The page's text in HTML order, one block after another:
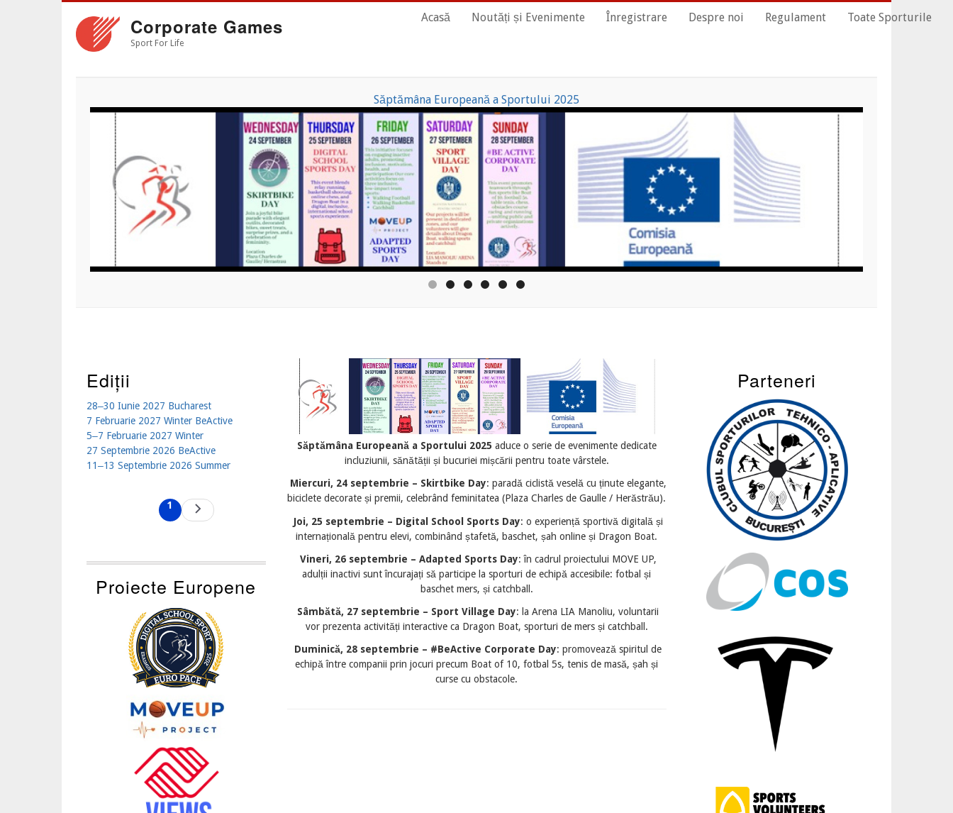
Corporate Games
Sport For Life
Săptămâna Europeană a Sportului 2025
Main
Acasă Noutăți și Evenimente Înregistrare Despre noi Regulament Toate Sporturile
Ediții
28‒30 Iunie 2027 Bucharest
7 Februarie 2027 Winter BeActive
5‒7 Februarie 2027 Winter
27 Septembrie 2026 BeActive
11‒13 Septembrie 2026 Summer
Current
page
1
Next
page
Proiecte Europene
Săptămâna Europeană a Sportului 2025 aduce o serie de evenimente dedicate
incluziunii, sănătății și bucuriei mișcării pentru toate vârstele.
Miercuri, 24 septembrie – Skirtbike Day: paradă ciclistă veselă cu ținute elegante,
biciclete decorate și premii, celebrând feminitatea (Plaza Charles de Gaulle / Herăstrău).
Joi, 25 septembrie – Digital School Sports Day: o experiență sportivă digitală și
internațională pentru elevi, combinând ștafetă, baschet, șah online și Dragon Boat.
Vineri, 26 septembrie – Adapted Sports Day: în cadrul proiectului MOVE UP,
adulții inactivi sunt încurajați să participe la sporturi de echipă accesibile: fotbal și
baschet mers, și catchball.
Sâmbătă, 27 septembrie – Sport Village Day: la Arena LIA Manoliu, voluntarii
vor prezenta activități interactive ca Dragon Boat, sporturi de mers și catchball.
Duminică, 28 septembrie – #BeActive Corporate Day: promovează spiritul de
echipă între companii prin jocuri precum Boat of 10, fotbal 5s, tenis de masă, șah și
curse cu obstacole.
Parteneri